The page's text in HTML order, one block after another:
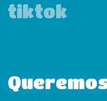
tiktok